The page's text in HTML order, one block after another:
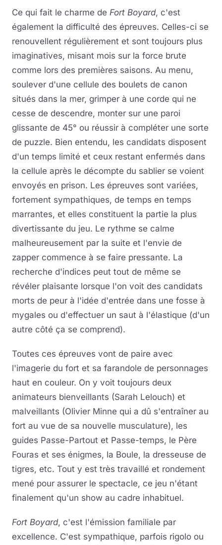
Ce qui fait le charme de Fort Boyard, c'est
également la difficulté des épreuves. Celles-ci se
renouvellent régulièrement et sont toujours plus
imaginatives, misant mois sur la force brute
comme lors des premières saisons. Au menu,
soulever d'une cellule des boulets de canon
situés dans la mer, grimper à une corde qui ne
cesse de descendre, monter sur une paroi
glissante de 45° ou réussir à compléter une sorte
de puzzle. Bien entendu, les candidats disposent
d'un temps limité et ceux restant enfermés dans
la cellule après le décompte du sablier se voient
envoyés en prison. Les épreuves sont variées,
fortement sympathiques, de temps en temps
marrantes, et elles constituent la partie la plus
divertissante du jeu. Le rythme se calme
malheureusement par la suite et l'envie de
zapper commence à se faire pressante. La
recherche d'indices peut tout de même se
révéler plaisante lorsque l'on voit des candidats
morts de peur à l'idée d'entrée dans une fosse à
mygales ou d'effectuer un saut à l'élastique (d'un
autre côté ça se comprend).
Toutes ces épreuves vont de paire avec
l'imagerie du fort et sa farandole de personnages
haut en couleur. On y voit toujours deux
animateurs bienveillants (Sarah Lelouch) et
malveillants (Olivier Minne qui a dû s'entraîner au
fort au vue de sa nouvelle musculature), les
guides Passe-Partout et Passe-temps, le Père
Fouras et ses énigmes, la Boule, la dresseuse de
tigres, etc. Tout y est très travaillé et rondement
mené pour assurer le spectacle, ce jeu n'étant
finalement qu'un show au cadre inhabituel.
Fort Boyard, c'est l'émission familiale par
excellence. C'est sympathique, parfois rigolo ou